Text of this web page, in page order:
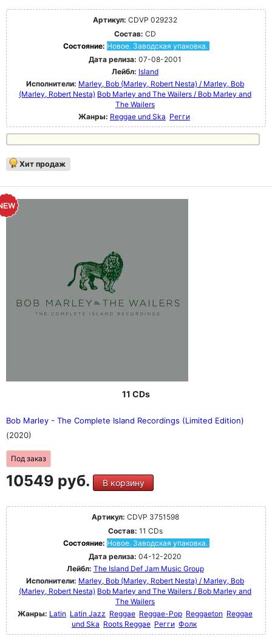
Артикул: CDVP 029232
Состав: CD
Состояние: Новое. Заводская упаковка.
Дата релиза: 07-08-2001
Лейбл: Island
Исполнители: Marley, Bob (Marley, Robert Nesta) / Marley, Bob
(Marley, Robert Nesta) Bob Marley and The Wailers / Bob Marley and
The Wailers
Жанры: Reggae und Ska Регги
Хит продаж
11 CDs
Bob Marley - The Complete Island Recordings (Limited Edition)
(2020)
Под заказ
10549 руб. В корзину
Артикул: CDVP 3751598
Состав: 11 CDs
Состояние: Новое. Заводская упаковка.
Дата релиза: 04-12-2020
Лейбл: The Island Def Jam Music Group
Исполнители: Marley, Bob (Marley, Robert Nesta) / Marley, Bob
(Marley, Robert Nesta) Bob Marley and The Wailers / Bob Marley and
The Wailers
Жанры: Latin Latin Jazz Reggae Reggae-Pop Reggaeton Reggae
und Ska Roots Reggae Регги Фолк